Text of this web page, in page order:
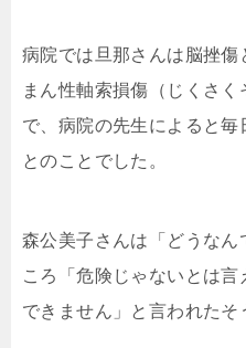
病院では旦那さんは脳挫
まん性軸索損傷（じくさ
で、病院の先生によると毎
とのことでした。
森公美子さんは「どうなん
ころ「危険じゃないとは
できません」と言われたそ